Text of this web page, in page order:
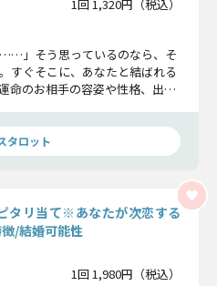
1回 1,320円（税込）
……」そう思っているのなら、そ
すぐそこに、あなたと結ばれる
命のお相手の容姿や性格、出会
タロット
タリ当て※あなたが次恋する
/結婚可能性
1回 1,980円（税込）